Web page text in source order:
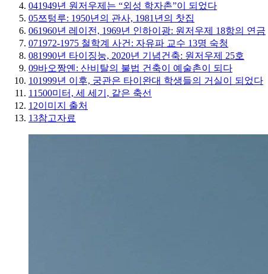
041949년 원저우제는 “외성 학자촌”이 되었다
05쯔텅루: 1950년의 관사, 1981년의 찻집
061960년 레이전, 1969년 인하이광: 원저우제 18항의 연금
071972-1975 철학계 사건: 자유파 교수 13명 숙청
081990년 타이징눙, 2020년 기념건축: 원저우제 25호
09바오짱옌: 산비탈의 불법 건축이 예술촌이 되다
101999년 이후, 궁관은 타이완대 학생들의 거실이 되었다
11 500미터, 세 세기, 같은 축선
12이미지 출처
13참고자료